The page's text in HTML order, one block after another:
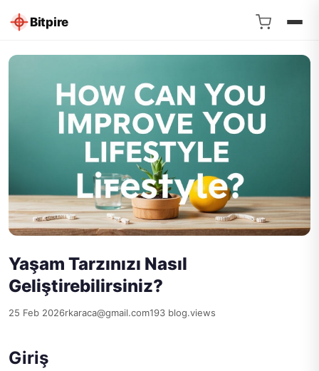
Bitpire
Yaşam Tarzınızı Nasıl
Geliştirebilirsiniz?
25 Feb 2026rkaraca@gmail.com193 blog.views
Giriş